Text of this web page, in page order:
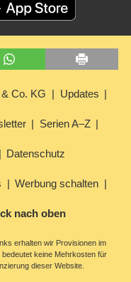
Co. KG Updates
Serien A–Z
Datenschutz
Werbung schalten
nach oben
erhalten wir Provisionen im
keine Mehrkosten für
dieser Website.